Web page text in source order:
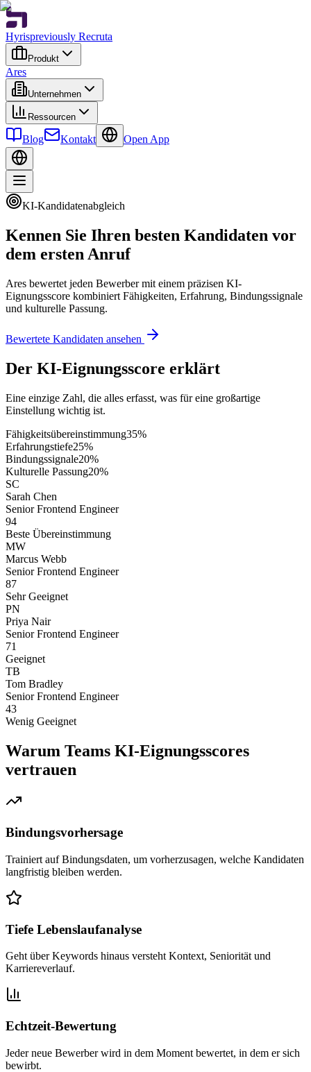
Hyrispreviously Recruta
Produkt
Ares
Unternehmen
Ressourcen
Blog Kontakt Open App
KI-Kandidatenabgleich
Kennen Sie Ihren besten Kandidaten vor
dem ersten Anruf
Ares bewertet jeden Bewerber mit einem präzisen KI-
Eignungsscore kombiniert Fähigkeiten, Erfahrung, Bindungssignale
und kulturelle Passung.
Bewertete Kandidaten ansehen
Der KI-Eignungsscore erklärt
Eine einzige Zahl, die alles erfasst, was für eine großartige
Einstellung wichtig ist.
Fähigkeitsübereinstimmung35%
Erfahrungstiefe25%
Bindungssignale20%
Kulturelle Passung20%
SC
Sarah Chen
Senior Frontend Engineer
94
Beste Übereinstimmung
MW
Marcus Webb
Senior Frontend Engineer
87
Sehr Geeignet
PN
Priya Nair
Senior Frontend Engineer
71
Geeignet
TB
Tom Bradley
Senior Frontend Engineer
43
Wenig Geeignet
Warum Teams KI-Eignungsscores
vertrauen
Bindungsvorhersage
Trainiert auf Bindungsdaten, um vorherzusagen, welche Kandidaten
langfristig bleiben werden.
Tiefe Lebenslaufanalyse
Geht über Keywords hinaus versteht Kontext, Seniorität und
Karriereverlauf.
Echtzeit-Bewertung
Jeder neue Bewerber wird in dem Moment bewertet, in dem er sich
bewirbt.